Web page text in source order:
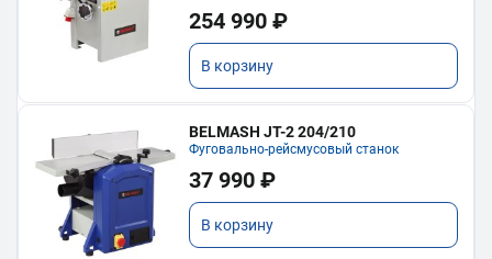
254 990 ₽
В корзину
BELMASH JT-2 204/210
Фуговально-рейсмусовый станок
37 990 ₽
В корзину